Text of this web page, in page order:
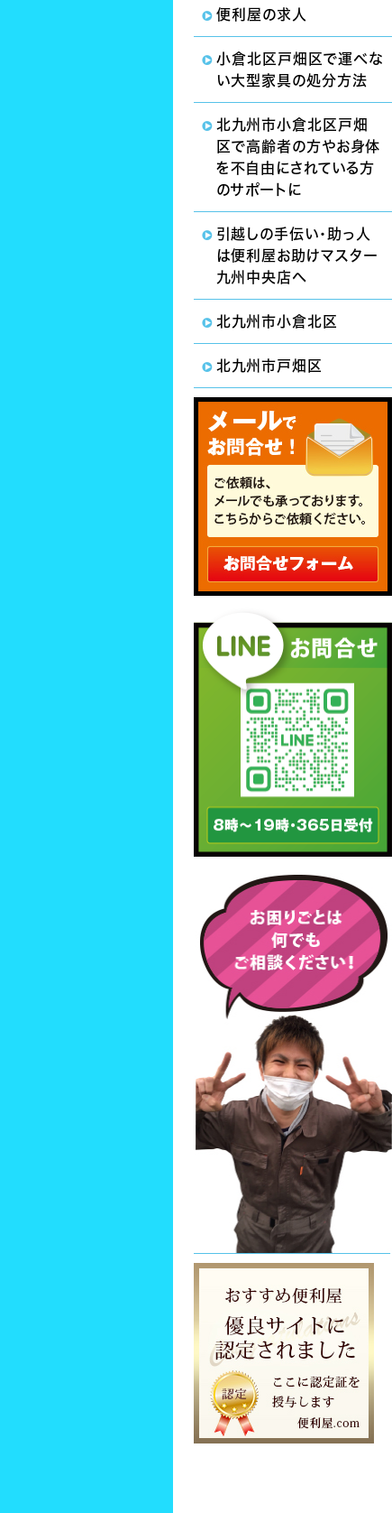
便利屋の求人
小倉北区戸畑区で運べな
い大型家具の処分方法
北九州市小倉北区戸畑
区で高齢者の方やお身体
を不自由にされている方
のサポートに
引越しの手伝い・助っ人
は便利屋お助けマスター
九州中央店へ
北九州市小倉北区
北九州市戸畑区